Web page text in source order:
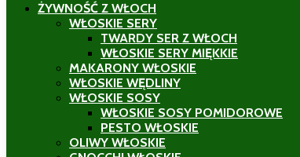
ŻYWNOŚĆ Z WŁOCH
WŁOSKIE SERY
TWARDY SER Z WŁOCH
WŁOSKIE SERY MIĘKKIE
MAKARONY WŁOSKIE
WŁOSKIE WĘDLINY
WŁOSKIE SOSY
WŁOSKIE SOSY POMIDOROWE
PESTO WŁOSKIE
OLIWY WŁOSKIE